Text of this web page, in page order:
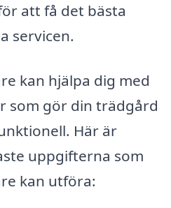
att få det bästa
servicen.
kan hjälpa dig med
som gör din trädgård
Här är
uppgifterna som
kan utföra: